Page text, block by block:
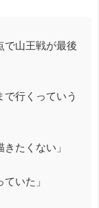
で山王戦が最後
で行くっていう
たくない」
いた」